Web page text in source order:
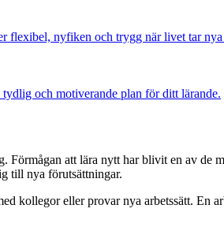
flexibel, nyfiken och trygg när livet tar
och motiverande plan för ditt lärande.
Förmågan att lära nytt har blivit en av de
till nya förutsättningar.
kollegor eller provar nya arbetssätt. En